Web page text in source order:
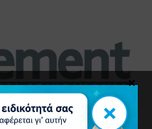
×
×